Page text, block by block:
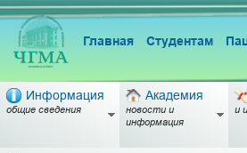
Главная Студентам
Информация
общие сведения
Академия
новости и
информация
и